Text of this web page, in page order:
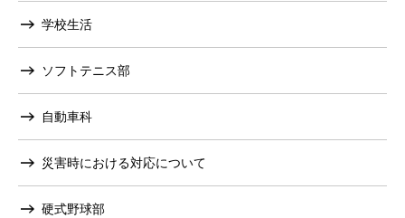
学校生活
ソフトテニス部
自動車科
災害時における対応について
硬式野球部